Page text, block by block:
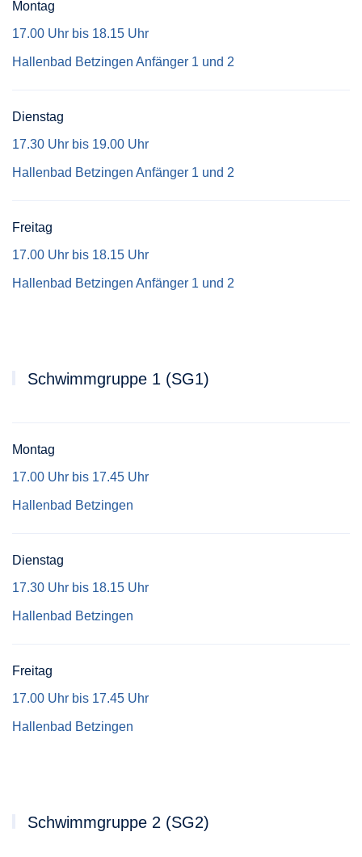
Montag
17.00 Uhr bis 18.15 Uhr
Hallenbad Betzingen Anfänger 1 und 2
Dienstag
17.30 Uhr bis 19.00 Uhr
Hallenbad Betzingen Anfänger 1 und 2
Freitag
17.00 Uhr bis 18.15 Uhr
Hallenbad Betzingen Anfänger 1 und 2
Schwimmgruppe 1 (SG1)
Montag
17.00 Uhr bis 17.45 Uhr
Hallenbad Betzingen
Dienstag
17.30 Uhr bis 18.15 Uhr
Hallenbad Betzingen
Freitag
17.00 Uhr bis 17.45 Uhr
Hallenbad Betzingen
Schwimmgruppe 2 (SG2)